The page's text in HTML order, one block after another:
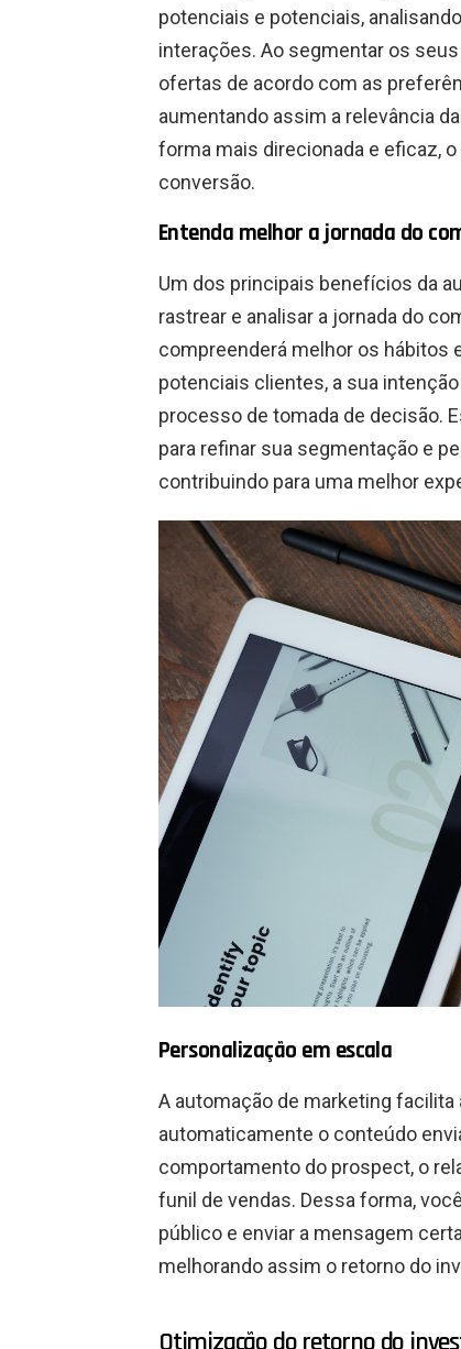
potenciais e potenciais,
interações. Ao segmentar os
ofertas de acordo com as
aumentando assim a relevância
forma mais direcionada e eficaz,
conversão.
Entenda melhor a jornada do
Um dos principais benefícios da
rastrear e analisar a jornada do
compreenderá melhor os
potenciais clientes, a sua
processo de tomada de decisão.
para refinar sua segmentação e
contribuindo para uma melhor
Personalização em escala
A automação de marketing
automaticamente o conteúdo
comportamento do prospect, o
funil de vendas. Dessa forma,
público e enviar a mensagem
melhorando assim o retorno do
Otimização do retorno do